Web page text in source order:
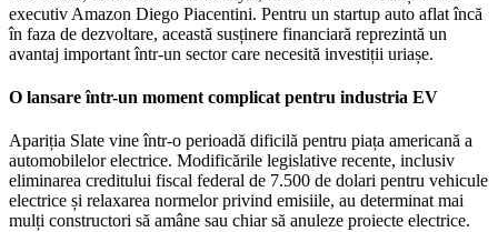
executiv Amazon Diego Piacentini. Pentru un startup auto aflat încă
în faza de dezvoltare, această susținere financiară reprezintă un
avantaj important într-un sector care necesită investiții uriașe.
O lansare într-un moment complicat pentru industria EV
Apariția Slate vine într-o perioadă dificilă pentru piața americană a
automobilelor electrice. Modificările legislative recente, inclusiv
eliminarea creditului fiscal federal de 7.500 de dolari pentru vehicule
electrice și relaxarea normelor privind emisiile, au determinat mai
mulți constructori să amâne sau chiar să anuleze proiecte electrice.